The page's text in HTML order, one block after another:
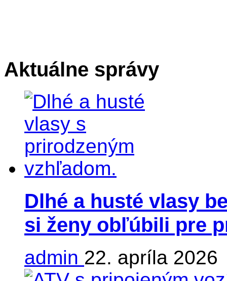
Aktuálne správy
Dlhé a husté vlasy
si ženy obľúbili pre
admin 22. apríla 2026